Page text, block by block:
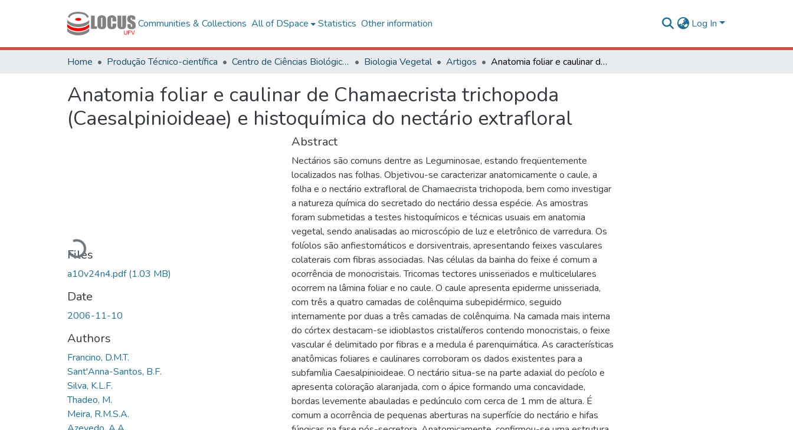
Communities & Collections All of DSpace Statistics Other information Log In
Home Produção Técnico-científica Centro de Ciências Biológicas e da Saúde Biologia Vegetal Artigos Anatomia foliar e caulinar de Chamaecrista trichopoda (Caesalpinioideae) e histoquímica do nectário extrafloral
Anatomia foliar e caulinar de Chamaecrista trichopoda
(Caesalpinioideae) e histoquímica do nectário extrafloral
Loading...
Files
a10v24n4.pdf(1.03 MB)
Date
2006-11-10
Authors
Francino, D.M.T.
Sant'Anna-Santos, B.F.
Silva, K.L.F.
Thadeo, M.
Meira, R.M.S.A.
Abstract
Nectários são comuns dentre as Leguminosae, estando freqüentemente
localizados nas folhas. Objetivou-se caracterizar anatomicamente o caule, a
folha e o nectário extrafloral de Chamaecrista trichopoda, bem como investigar
a natureza química do secretado do nectário dessa espécie. As amostras
foram submetidas a testes histoquímicos e técnicas usuais em anatomia
vegetal, sendo analisadas ao microscópio de luz e eletrônico de varredura. Os
folíolos são anfiestomáticos e dorsiventrais, apresentando feixes vasculares
colaterais com fibras associadas. Nas células da bainha do feixe é comum a
ocorrência de monocristais. Tricomas tectores unisseriados e multicelulares
ocorrem na lâmina foliar e no caule. O caule apresenta epiderme unisseriada,
com três a quatro camadas de colênquima subepidérmico, seguido
internamente por duas a três camadas de colênquima. Na camada mais interna
do córtex destacam-se idioblastos cristalíferos contendo monocristais, o feixe
vascular é delimitado por fibras e a medula é parenquimática. As características
anatômicas foliares e caulinares corroboram os dados existentes para a
subfamília Caesalpinioideae. O nectário situa-se na parte adaxial do pecíolo e
apresenta coloração alaranjada, com o ápice formando uma concavidade,
bordas levemente abauladas e pedúnculo com cerca de 1 mm de altura. É
comum a ocorrência de pequenas aberturas na superfície do nectário e hifas